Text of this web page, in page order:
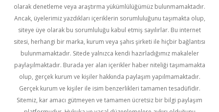
olarak denetleme veya araştırma yükümlülüğümüz bulunmamaktadır.
Ancak, üyelerimiz yazdıkları içeriklerin sorumluluğunu taşımakta olup,
siteye üye olarak bu sorumluluğu kabul etmiş sayılırlar. Bu internet
sitesi, herhangi bir marka, kurum veya şahıs şirketi ile hiçbir bağlantısı
bulunmamaktadır. Sitede yalnızca kendi hazırladığımız makaleler
paylaşılmaktadır. Burada yer alan içerikler haber niteliği taşımamakta
olup, gerçek kurum ve kişiler hakkında paylaşım yapılmamaktadır.
Gerçek kurum ve kişiler ile isim benzerlikleri tamamen tesadüfidir.
Sitemiz, kar amacı gütmeyen ve tamamen ücretsiz bir bilgi paylaşım